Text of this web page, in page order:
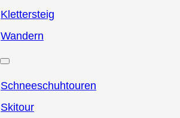
Klettersteig
Wandern
Schneeschuhtouren
Skitour